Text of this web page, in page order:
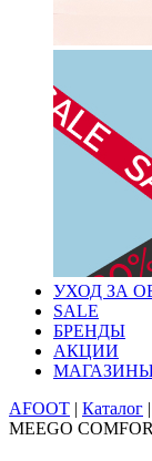
УХОД ЗА
SALE
БРЕНДЫ
АКЦИИ
AFOOT | Каталог |
MEEGO